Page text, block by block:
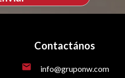
Contactános
mail info@gruponw.com